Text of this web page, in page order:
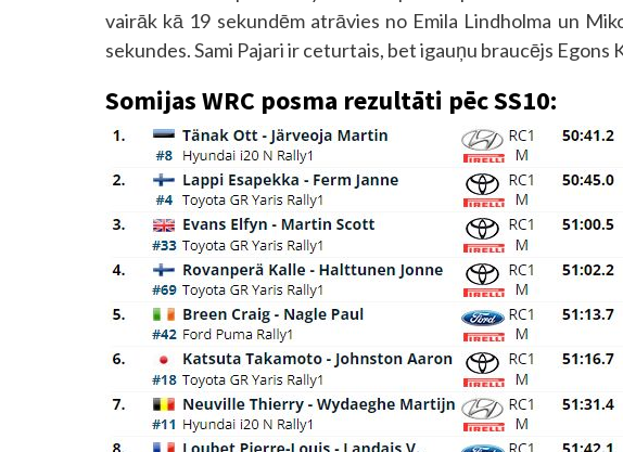
vairāk kā 19 sekundēm atrāvies no Emila Lindholma un
sekundes. Sami Pajari ir ceturtais, bet igauņu braucējs
Somijas WRC posma rezultāti pēc SS10: